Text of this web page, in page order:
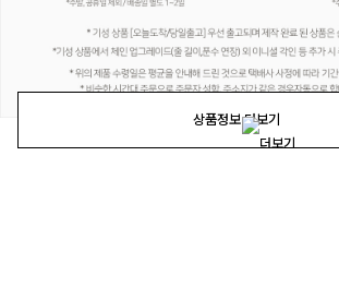
상품정보 더보기